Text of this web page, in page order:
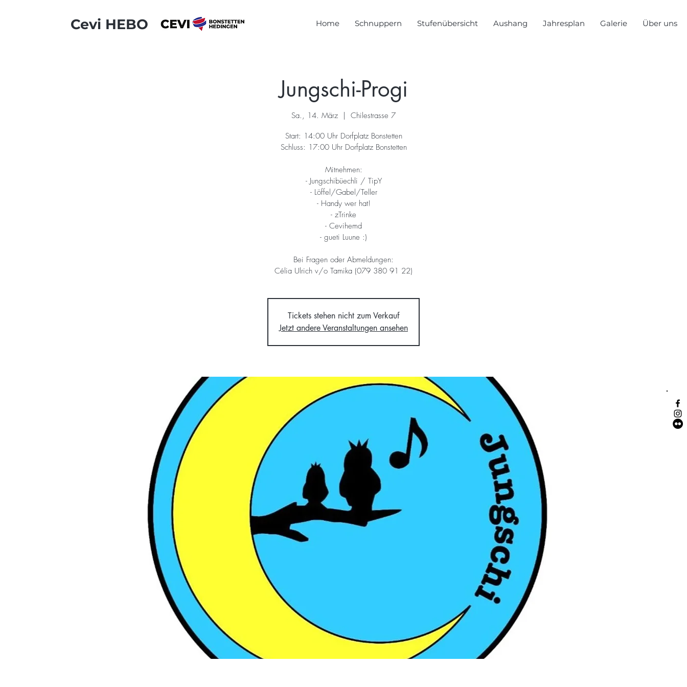
Cevi HEBO Home Schnuppern Stufenübersicht Aushang Jahresplan Galerie Über uns
Jungschi-Progi
Sa., 14. März
  |
Chilestrasse 7
Start: 14:00 Uhr Dorfplatz Bonstetten
Schluss: 17:00 Uhr Dorfplatz Bonstetten
Mitnehmen:
- Jungschibüechli / TipY
- Löffel/Gabel/Teller
- Handy wer hat!
- zTrinke
- Cevihemd
- gueti Luune :)
Bei Fragen oder Abmeldungen:
Célia Ulrich v/o Tamika (079 380 91 22)
Tickets stehen nicht zum Verkauf
Jetzt andere Veranstaltungen ansehen